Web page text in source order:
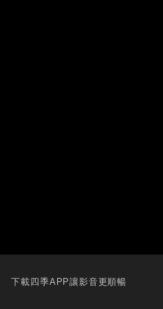
下載四季APP讓影音更順暢